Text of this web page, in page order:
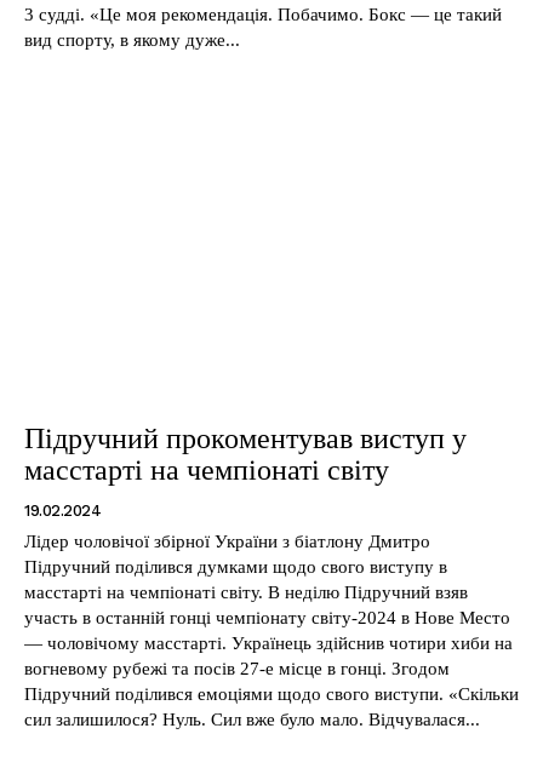
SUBSCRIBE NOW
3 судді. «Це моя рекомендація. Побачимо. Бокс — це такий
вид спорту, в якому дуже...
Підручний прокоментував виступ у
масстарті на чемпіонаті світу
19.02.2024
Лідер чоловічої збірної України з біатлону Дмитро
Підручний поділився думками щодо свого виступу в
масстарті на чемпіонаті світу. В неділю Підручний взяв
участь в останній гонці чемпіонату світу-2024 в Нове Место
— чоловічому масстарті. Українець здійснив чотири хиби на
вогневому рубежі та посів 27-е місце в гонці. Згодом
Підручний поділився емоціями щодо свого виступи. «Скільки
сил залишилося? Нуль. Сил вже було мало. Відчувалася...